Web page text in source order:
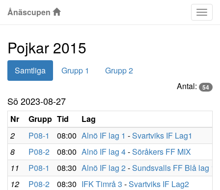
Ånäscupen
Pojkar 2015
Samtliga Grupp 1
Grupp 2
Antal:
54
Sö 2023-08-27
Nr Grupp Tid
Lag
2
P08-1 08:00 Alnö IF lag 1 -Svartviks IF Lag1
8
P08-2 08:00 Alnö IF lag 4-Söråkers FF MIX
11
P08-1 08:30 Alnö IF lag 2-Sundsvalls FF Blå lag 1
12
P08-2 08:30 IFK Timrå 3 -Svartviks IF Lag2